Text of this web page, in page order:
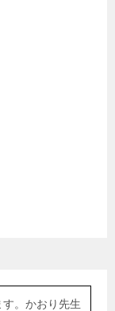
。かおり先生